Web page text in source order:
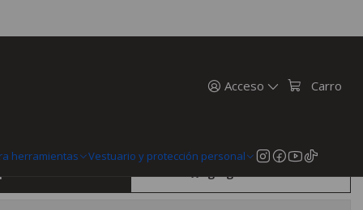
Acceso Carro
herramientas Vestuario y protección personal
M18 Jobsite con radio AM/FM 2952-20
Milwaukee M18 Jobsite con
20